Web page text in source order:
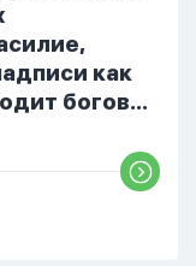
как
богов»,
ему
по